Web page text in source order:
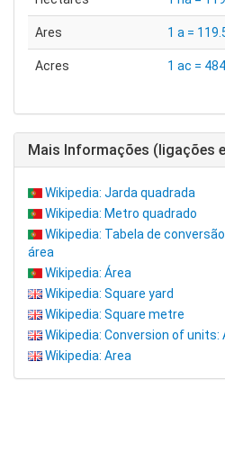
Ares 1 a =
Acres 1 ac =
Mais Informações (ligações
Wikipedia: Jarda quadrada
Wikipedia: Metro quadrado
Wikipedia: Tabela de
área
Wikipedia: Área
Wikipedia: Square yard
Wikipedia: Square metre
Wikipedia: Conversion of units:
Wikipedia: Area